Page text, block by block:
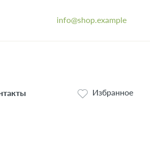
info@shop.example
Избранное